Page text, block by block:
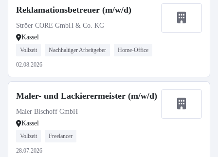
Reklamationsbetreuer (m/w/d)
Ströer CORE GmbH & Co. KG
Kassel
Vollzeit Nachhaltiger Arbeitgeber Home-Office
02.08.2026
Maler- und Lackierermeister (m/w/d)
Maler Bischoff GmbH
Kassel
Vollzeit Freelancer
28.07.2026